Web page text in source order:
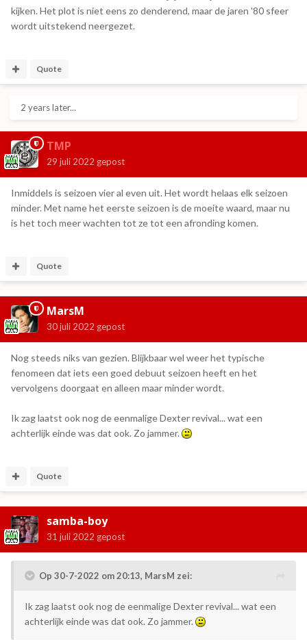
kijken. Het plot is niet eens zo denderend, maar de jaren '80 sfeer
wordt uitstekend neergezet.
Quote
2 years later...
TMP
29 juli 2022 gepost
Inmiddels is seizoen vier al even uit. Het wordt helaas elk seizoen
minder. Met name het eerste seizoen is de moeite waard, maar nu
is het toch meer wachten tot ze tot een afronding komen.
Quote
MarsM
30 juli 2022 gepost
Nog steeds niks van gezien. Blijkbaar wel weer het typische
fenomeen dat iets een goed debuut seizoen heeft en het
vervolgens doorgaat en alleen maar minder wordt.
Ik zag laatst ook nog de eenmalige Dexter revival... wat een
achterlijk einde was dat ook. Zo jammer.
Quote
samba-boy
31 juli 2022 gepost
Op 30-7-2022 om 20:13, MarsM zei:
Ik zag laatst ook nog de eenmalige Dexter revival... wat een
achterlijk einde was dat ook. Zo jammer.